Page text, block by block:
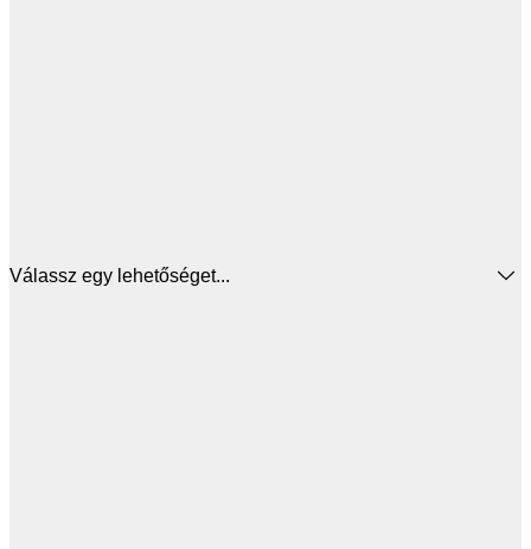
Válassz egy lehetőséget...